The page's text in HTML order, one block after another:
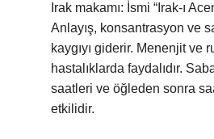
Irak makamı: İsmi “Irak-ı
Anlayış, konsantrasyon ve
kaygıyı giderir. Menenjit ve
hastalıklarda faydalıdır.
saatleri ve öğleden sonra
etkilidir.